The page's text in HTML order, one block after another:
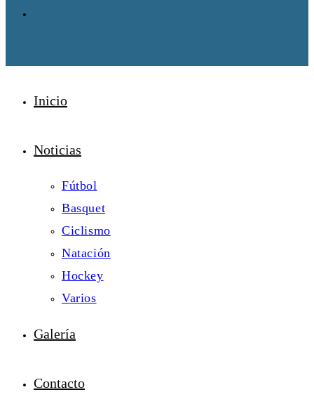
Inicio
Noticias
Fútbol
Basquet
Ciclismo
Natación
Hockey
Varios
Galería
Contacto